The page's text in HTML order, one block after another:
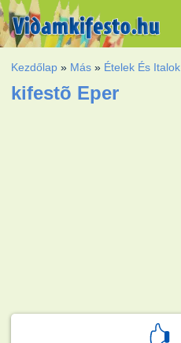
Kezdőlap » Más » Ételek És Italok
kifestõ Eper